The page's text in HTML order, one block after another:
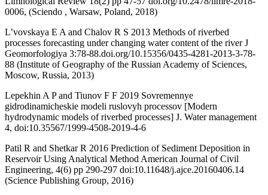
0006, (Sciendo , Warsaw, Poland, 2018)
L’vovskaya E A and Chalov R S 2013 Methods of riverbed
processes forecasting under changing water content of the river J
Geomorfologiya 3:78-88.doi.org/10.15356/0435-4281-2013-3-78-
88 (Institute of Geography of the Russian Academy of Sciences,
Moscow, Russia, 2013)
Lepekhin A P and Tiunov F F 2019 Sovremennye
gidrodinamicheskie modeli ruslovyh processov [Modern
hydrodynamic models of riverbed processes] J. Water management
4, doi:10.35567/1999-4508-2019-4-6
Patil R and Shetkar R 2016 Prediction of Sediment Deposition in
Reservoir Using Analytical Method American Journal of Civil
Engineering, 4(6) pp 290-297 doi:10.11648/j.ajce.20160406.14
(Science Publishing Group, 2016)